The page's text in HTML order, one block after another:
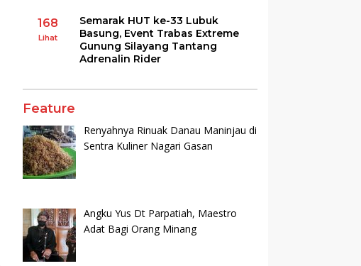
168
Lihat
Semarak HUT ke-33 Lubuk
Basung, Event Trabas Extreme
Gunung Silayang Tantang
Adrenalin Rider
Feature
Renyahnya Rinuak Danau Maninjau di
Sentra Kuliner Nagari Gasan
Angku Yus Dt Parpatiah, Maestro
Adat Bagi Orang Minang